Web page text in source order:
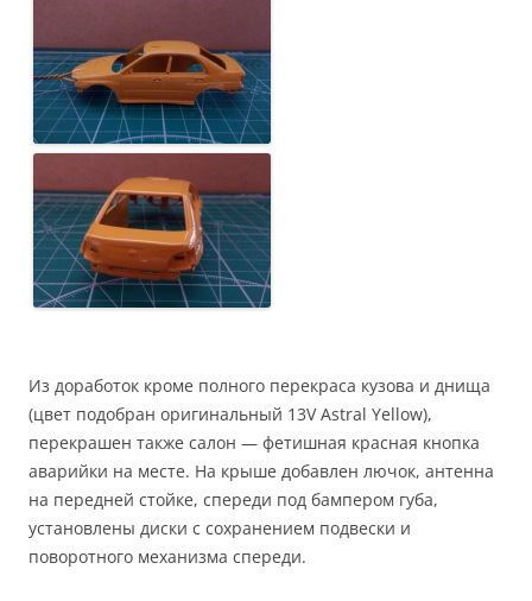
Из доработок кроме полного перекраса кузова и днища
(цвет подобран оригинальный 13V Astral Yellow),
перекрашен также салон — фетишная красная кнопка
аварийки на месте. На крыше добавлен лючок, антенна
на передней стойке, спереди под бампером губа,
установлены диски с сохранением подвески и
поворотного механизма спереди.